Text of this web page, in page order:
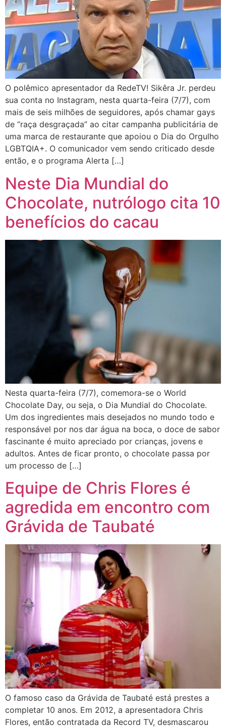
O polêmico apresentador da RedeTV! Sikêra Jr. perdeu
sua conta no Instagram, nesta quarta-feira (7/7), com
mais de seis milhões de seguidores, após chamar gays
de “raça desgraçada” ao citar campanha publicitária de
uma marca de restaurante que apoiou o Dia do Orgulho
LGBTQIA+. O comunicador vem sendo criticado desde
então, e o programa Alerta […]
Neste Dia Mundial do
Chocolate, nutrólogo cita 10
benefícios do cacau
Nesta quarta-feira (7/7), comemora-se o World
Chocolate Day, ou seja, o Dia Mundial do Chocolate.
Um dos ingredientes mais desejados no mundo todo e
responsável por nos dar água na boca, o doce de sabor
fascinante é muito apreciado por crianças, jovens e
adultos. Antes de ficar pronto, o chocolate passa por
um processo de […]
Equipe de Chris Flores é
agredida em encontro com
Grávida de Taubaté
O famoso caso da Grávida de Taubaté está prestes a
completar 10 anos. Em 2012, a apresentadora Chris
Flores, então contratada da Record TV, desmascarou